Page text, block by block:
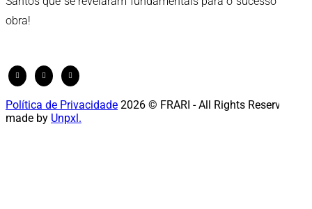
obra!
Política de Privacidade 2026 © FRARI - All Rights Reserved /
made by Unpxl.